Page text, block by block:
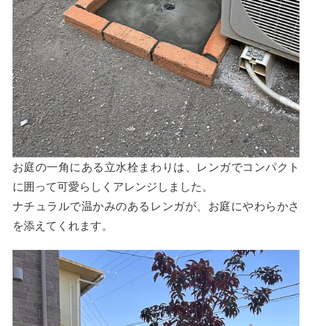
お庭の一角にある立水栓まわりは、レンガでコンパクト
に囲って可愛らしくアレンジしました。
ナチュラルで温かみのあるレンガが、お庭にやわらかさ
を添えてくれます。